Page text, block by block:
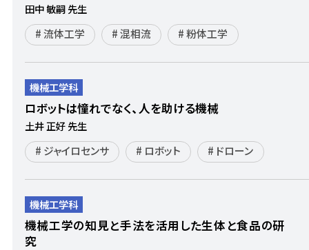
田中 敏嗣 先生
流体工学
混相流 粉体工学
機械工学科
ロボットは憧れでなく、人を助ける機械
土井 正好 先生
ジャイロセンサ
ロボット ドローン
機械工学科
機械工学の知見と手法を活用した生体と食品の研
究